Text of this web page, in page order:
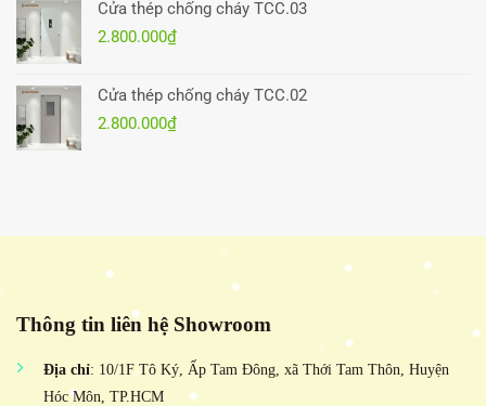
Cửa thép chống cháy TCC.03
2.800.000₫
Cửa thép chống cháy TCC.02
2.800.000₫
Thông tin liên hệ Showroom
Địa chỉ: 10/1F Tô Ký, Ấp Tam Đông, xã Thới Tam Thôn, Huyện
Hóc Môn, TP.HCM